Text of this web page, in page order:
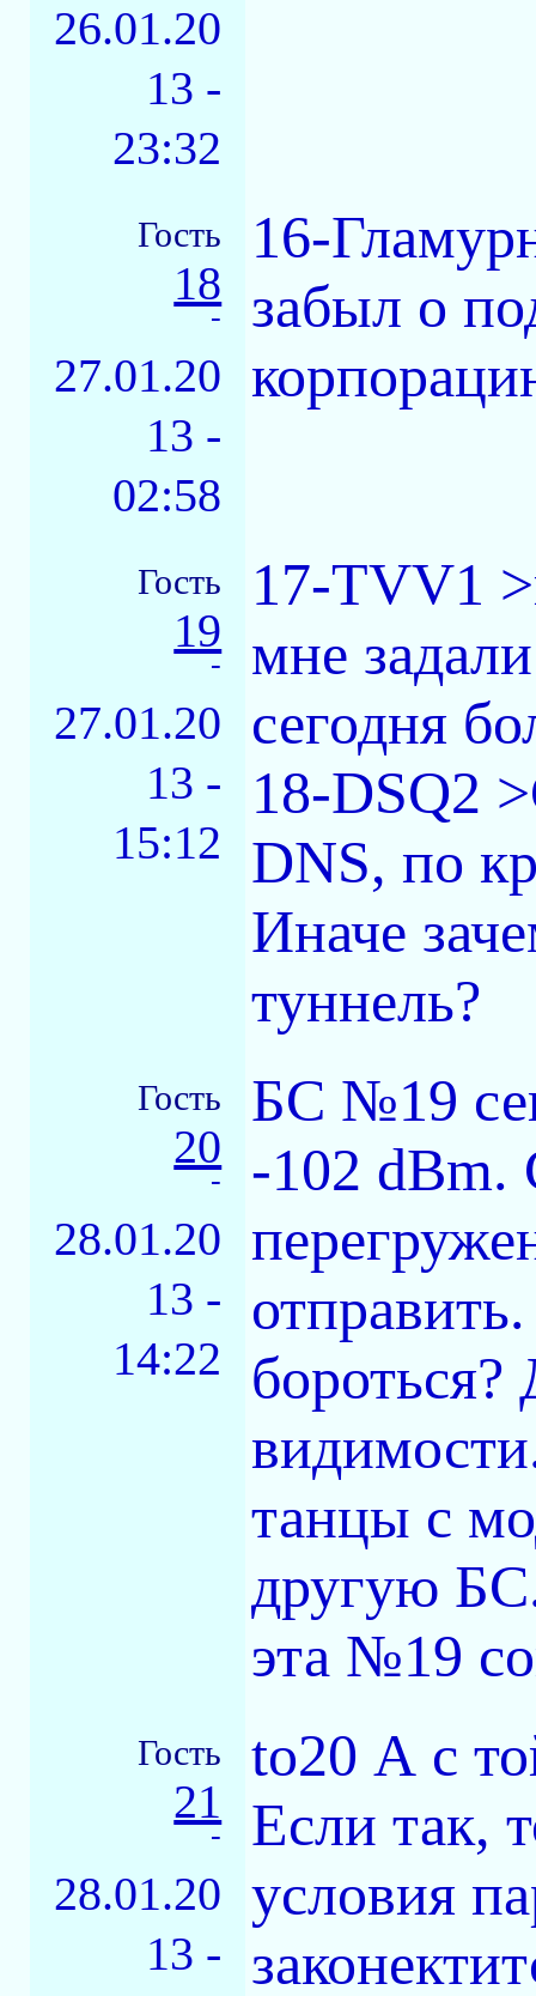
26.01.20
13 -
23:32
Гость
18
-
27.01.20
13 -
02:58
16-
забыл о
Гость
19
-
27.01.20
13 -
15:12
17-TVV1
мне
сегодня
18-DSQ2
DNS, по
Иначе
туннель?
Гость
20
-
28.01.20
13 -
14:22
БС №19
-102 dBm.
танцы с
другую
эта №19
Гость
21
-
28.01.20
13 -
to20 А с
Если так,
условия